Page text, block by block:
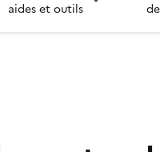
aides et outils